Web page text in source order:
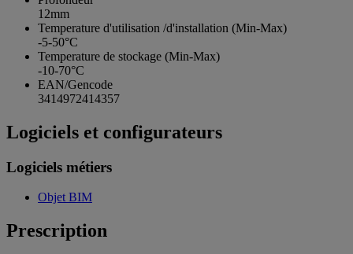
12mm
Temperature d'utilisation /d'installation (Min-Max)
-5-50°C
Temperature de stockage (Min-Max)
-10-70°C
EAN/Gencode
3414972414357
Logiciels et configurateurs
Logiciels métiers
Objet BIM
Prescription